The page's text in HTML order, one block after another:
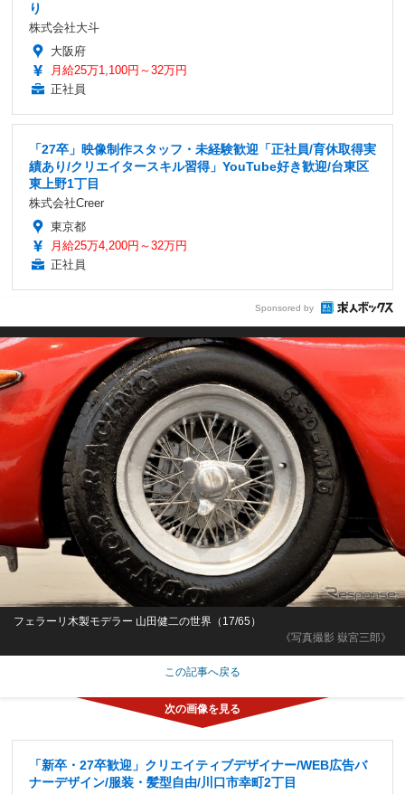
り
株式会社大斗
大阪府
月給25万1,100円～32万円
正社員
「27卒」映像制作スタッフ・未経験歓迎「正社員/育休取得実
績あり/クリエイタースキル習得」YouTube好き歓迎/台東区
東上野1丁目
株式会社Creer
東京都
月給25万4,200円～32万円
正社員
Sponsored by
《写真撮影 嶽宮三郎》
フェラーリ木製モデラー 山田健二の世界（17/65）
この記事へ戻る
「新卒・27卒歓迎」クリエイティブデザイナー/WEB広告バ
ナーデザイン/服装・髪型自由/川口市幸町2丁目